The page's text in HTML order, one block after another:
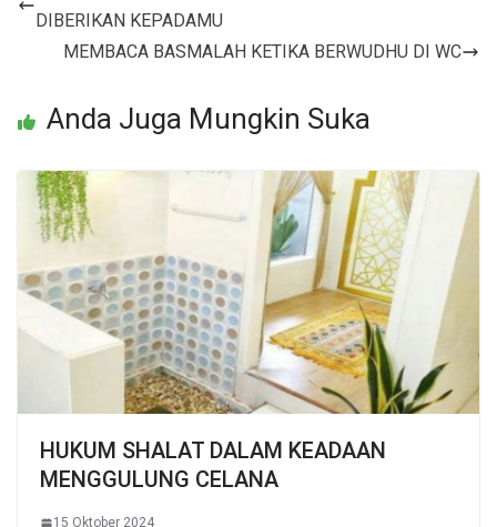
DIBERIKAN KEPADAMU
MEMBACA BASMALAH KETIKA BERWUDHU DI WC
Anda Juga Mungkin Suka
HUKUM SHALAT DALAM KEADAAN
MENGGULUNG CELANA
15 Oktober 2024